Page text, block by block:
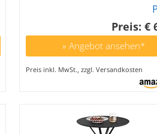
Preis: €
» Angebot ansehen*
Preis inkl. MwSt., zzgl. Versandkosten